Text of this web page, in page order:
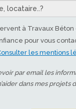
à Travaux Béton
pour vous
les mentions
par email les
dans mes projets